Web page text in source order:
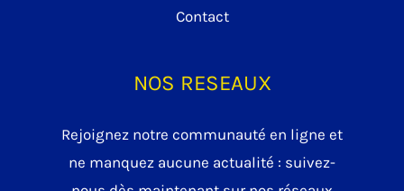
Contact
NOS RESEAUX
Rejoignez notre communauté en ligne et
ne manquez aucune actualité : suivez-